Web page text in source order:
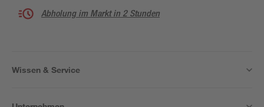
Abholung im Markt in 2 Stunden
Wissen & Service